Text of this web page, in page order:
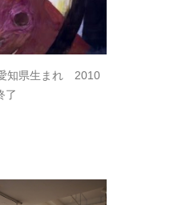
知県生まれ 2010
了